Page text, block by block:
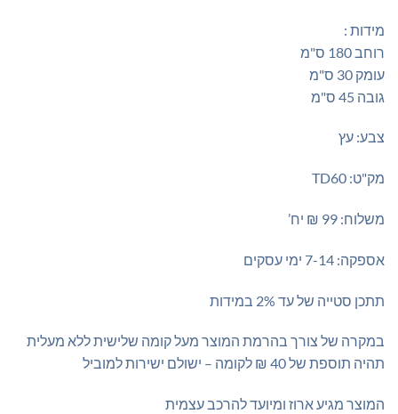
מידות :
רוחב 180 ס"מ
עומק 30 ס"מ
גובה 45 ס"מ
צבע: עץ
מק"ט: TD60
משלוח: 99 ₪ יח’
אספקה: 7-14 ימי עסקים
תתכן סטייה של עד 2% במידות
במקרה של צורך בהרמת המוצר מעל קומה שלישית ללא מעלית
תהיה תוספת של 40 ₪ לקומה – ישולם ישירות למוביל
המוצר מגיע ארוז ומיועד להרכב עצמית